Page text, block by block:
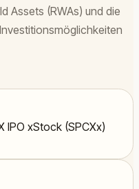
Assets (RWAs) und die
IPO xStock (SPCXx)